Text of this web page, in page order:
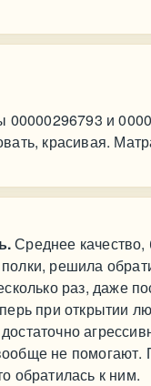
00000296793 и
красивая.
Среднее
решила
раз, даже
при открытии
не помогают.
обратилась к ним.